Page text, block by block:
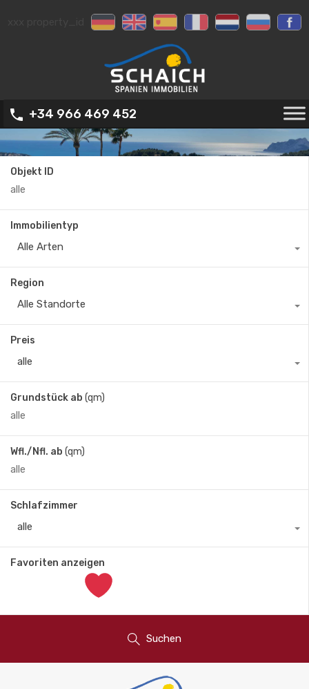
+34 966 469 452
Objekt ID
Immobilientyp
Alle Arten
Region
Alle Standorte
Preis
alle
Grundstück ab (qm)
Wfl./Nfl. ab (qm)
Schlafzimmer
alle
Favoriten anzeigen
Suchen